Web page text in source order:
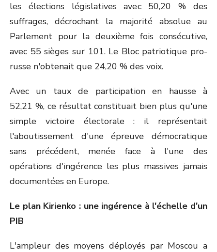
les élections législatives avec 50,20 % des
suffrages, décrochant la majorité absolue au
Parlement pour la deuxième fois consécutive,
avec 55 sièges sur 101. Le Bloc patriotique pro-
russe n'obtenait que 24,20 % des voix.
Avec un taux de participation en hausse à
52,21 %, ce résultat constituait bien plus qu'une
simple victoire électorale : il représentait
l'aboutissement d'une épreuve démocratique
sans précédent, menée face à l'une des
opérations d'ingérence les plus massives jamais
documentées en Europe.
Le plan Kirienko : une ingérence à l'échelle d'un
PIB
L'ampleur des moyens déployés par Moscou a